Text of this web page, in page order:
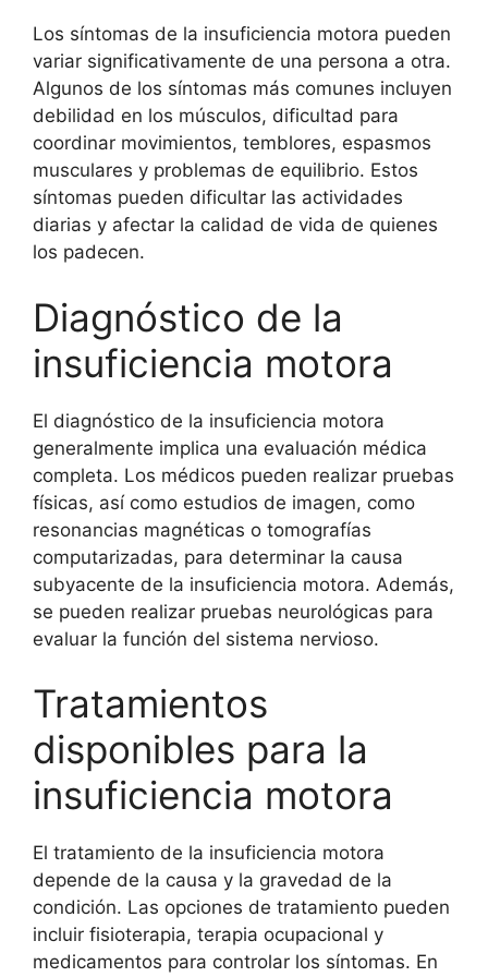
Los síntomas de la insuficiencia motora pueden
variar significativamente de una persona a otra.
Algunos de los síntomas más comunes incluyen
debilidad en los músculos, dificultad para
coordinar movimientos, temblores, espasmos
musculares y problemas de equilibrio. Estos
síntomas pueden dificultar las actividades
diarias y afectar la calidad de vida de quienes
los padecen.
Diagnóstico de la
insuficiencia motora
El diagnóstico de la insuficiencia motora
generalmente implica una evaluación médica
completa. Los médicos pueden realizar pruebas
físicas, así como estudios de imagen, como
resonancias magnéticas o tomografías
computarizadas, para determinar la causa
subyacente de la insuficiencia motora. Además,
se pueden realizar pruebas neurológicas para
evaluar la función del sistema nervioso.
Tratamientos
disponibles para la
insuficiencia motora
El tratamiento de la insuficiencia motora
depende de la causa y la gravedad de la
condición. Las opciones de tratamiento pueden
incluir fisioterapia, terapia ocupacional y
medicamentos para controlar los síntomas. En